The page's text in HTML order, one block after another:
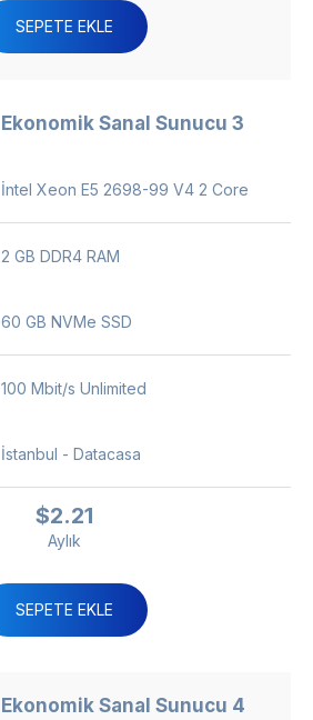
SEPETE EKLE
Ekonomik Sanal Sunucu 3
İntel Xeon E5 2698-99 V4 2 Core
2 GB DDR4 RAM
60 GB NVMe SSD
100 Mbit/s Unlimited
İstanbul - Datacasa
$2.21
Aylık
SEPETE EKLE
Ekonomik Sanal Sunucu 4